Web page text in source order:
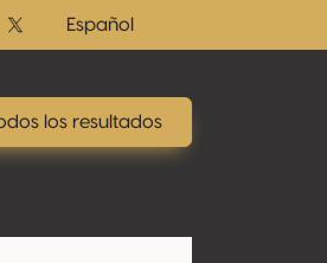
Twitter / X
Español
los resultados